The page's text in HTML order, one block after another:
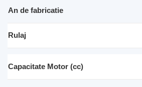
An de fabricatie
Rulaj
Capacitate Motor (cc)